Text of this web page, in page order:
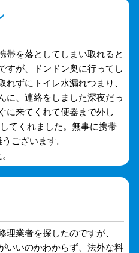
帯を落としてしまい取れると
すが、ドンドン奥に行ってし
れずにトイレ水漏れつまり、
に、連絡をしました深夜だっ
に来てくれて便器まで外し
てくれました。無事に携帯
ございます。
理業者を探したのですが、
いいのかわからず、法外な料